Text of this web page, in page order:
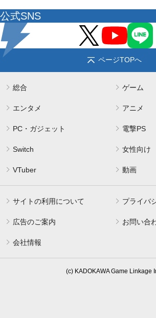
公式SNS
ページTOPへ
総合 ゲーム
エンタメ アニメ
PC・ガジェット 電撃PS
Switch 女性向け
VTuber 動画
サイトの利用について プライバ
広告のご案内 お問い合
会社情報
(c) KADOKAWA Game Linkage